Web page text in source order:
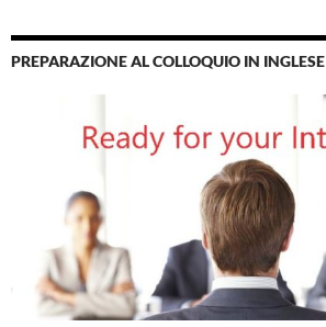
PREPARAZIONE AL COLLOQUIO IN INGLESE